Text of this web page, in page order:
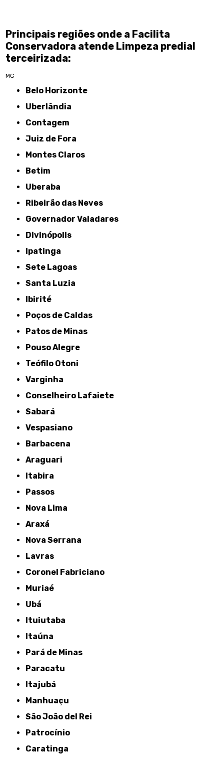
Principais regiões onde a Facilita
Conservadora atende Limpeza predial
terceirizada:
MG
Belo Horizonte
Uberlândia
Contagem
Juiz de Fora
Montes Claros
Betim
Uberaba
Ribeirão das Neves
Governador Valadares
Divinópolis
Ipatinga
Sete Lagoas
Santa Luzia
Ibirité
Poços de Caldas
Patos de Minas
Pouso Alegre
Teófilo Otoni
Varginha
Conselheiro Lafaiete
Sabará
Vespasiano
Barbacena
Araguari
Itabira
Passos
Nova Lima
Araxá
Nova Serrana
Lavras
Coronel Fabriciano
Muriaé
Ubá
Ituiutaba
Itaúna
Pará de Minas
Paracatu
Itajubá
Manhuaçu
São João del Rei
Patrocínio
Caratinga